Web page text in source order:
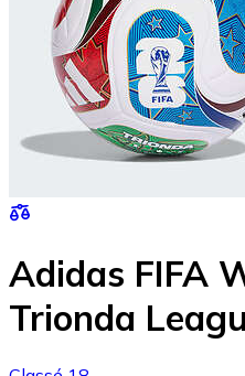
Adidas FIFA
Trionda